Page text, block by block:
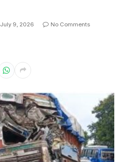
July 9, 2026 No Comments